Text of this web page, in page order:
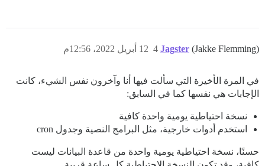
Jagster (Jakke Flemming) 12 أبريل 2022، 12:56م 4
في المرة الأخيرة التي سألت فيها أنا وآخرون نفس الشيء، كانت
الإجابات هي نفسها كما في السابق:
نسخة احتياطية يومية واحدة كافية
استخدم أدوات خارجية، مثل البرامج النصية وجدول cron
حسنًا، نسخة احتياطية يومية واحدة من قاعدة البيانات ليست